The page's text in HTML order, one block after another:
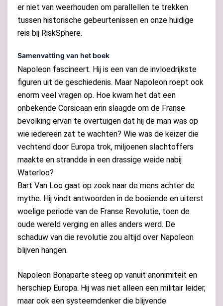
er niet van weerhouden om parallellen te trekken
tussen historische gebeurtenissen en onze huidige
reis bij RiskSphere.
Samenvatting van het boek
Napoleon fascineert. Hij is een van de invloedrijkste
figuren uit de geschiedenis. Maar Napoleon roept ook
enorm veel vragen op. Hoe kwam het dat een
onbekende Corsicaan erin slaagde om de Franse
bevolking ervan te overtuigen dat hij de man was op
wie iedereen zat te wachten? Wie was de keizer die
vechtend door Europa trok, miljoenen slachtoffers
maakte en strandde in een drassige weide nabij
Waterloo?
Bart Van Loo gaat op zoek naar de mens achter de
mythe. Hij vindt antwoorden in de boeiende en uiterst
woelige periode van de Franse Revolutie, toen de
oude wereld verging en alles anders werd. De
schaduw van die revolutie zou altijd over Napoleon
blijven hangen.
Napoleon Bonaparte steeg op vanuit anonimiteit en
herschiep Europa. Hij was niet alleen een militair leider,
maar ook een systeemdenker die blijvende